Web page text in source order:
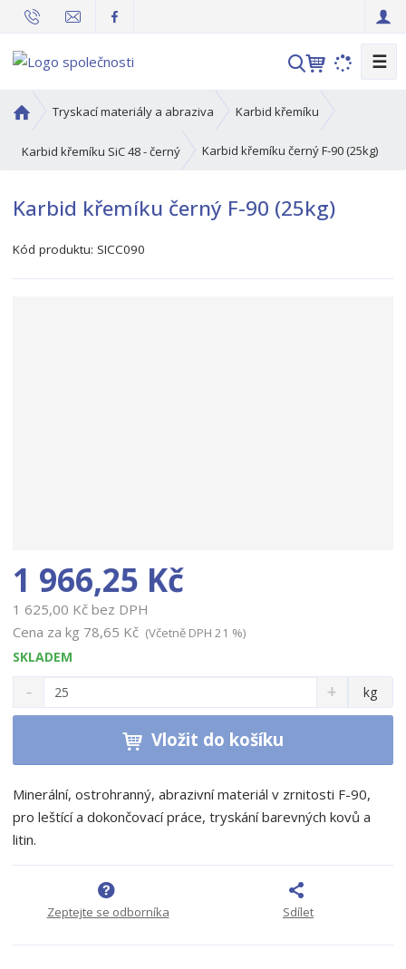
V
h
e
t
☰
v
o
í
t
Tryskací materiály a abraziva Karbid křemíku
Karbid křemíku SiC 48 - černý Karbid křemíku černý F-90 (25kg)
Karbid křemíku černý F-90 (25kg)
Kód produktu: SICC090
1 966,25 Kč
1 625,00 Kč bez DPH
Cena za kg 78,65 Kč (Včetně DPH 21 %)
SKLADEM
m
i
p
o
č
e
N
a
v
t
m
n
ž
í
S
n
í
m
n
o
ž
s
kg
Vložit do košíku
Minerální, ostrohranný, abrazivní materiál v zrnitosti F-90,
pro leštící a dokončovací práce, tryskání barevných kovů a
litin.
Zeptejte se odborníka Sdílet